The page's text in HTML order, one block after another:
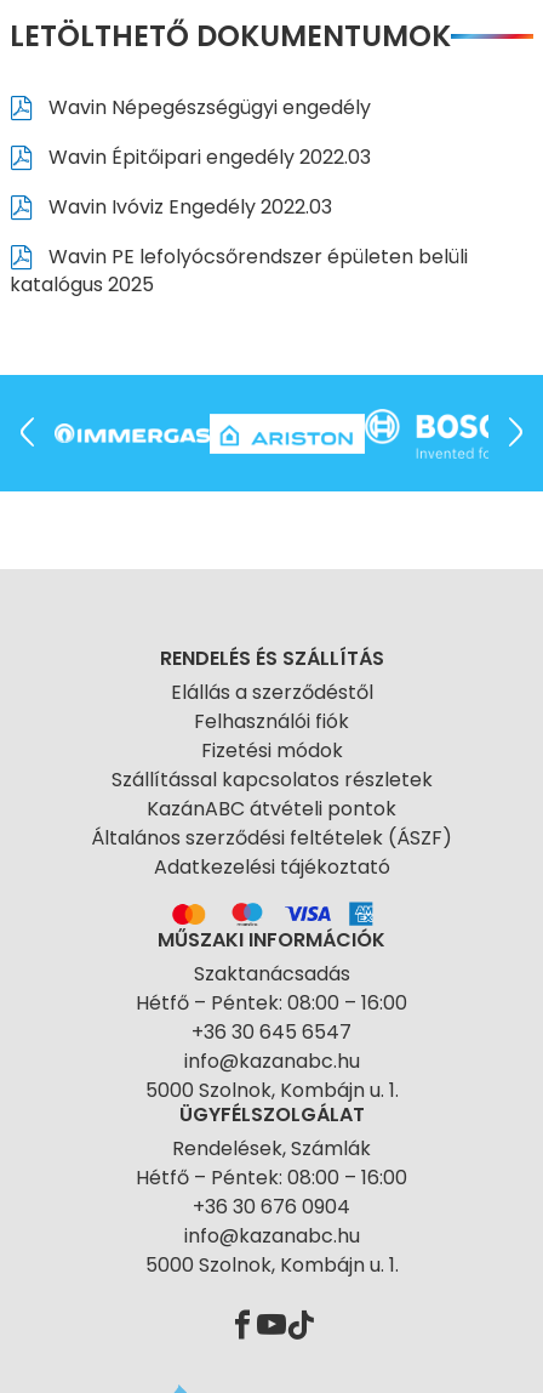
LETÖLTHETŐ DOKUMENTUMOK
Wavin Népegészségügyi engedély
Wavin Épitőipari engedély 2022.03
Wavin Ivóviz Engedély 2022.03
Wavin PE lefolyócsőrendszer épületen belüli
katalógus 2025
RENDELÉS ÉS SZÁLLÍTÁS
Elállás a szerződéstől
Felhasználói fiók
Fizetési módok
Szállítással kapcsolatos részletek
KazánABC átvételi pontok
Általános szerződési feltételek (ÁSZF)
Adatkezelési tájékoztató
MŰSZAKI INFORMÁCIÓK
Szaktanácsadás
Hétfő – Péntek: 08:00 – 16:00
+36 30 645 6547
info@kazanabc.hu
5000 Szolnok, Kombájn u. 1.
ÜGYFÉLSZOLGÁLAT
Rendelések, Számlák
Hétfő – Péntek: 08:00 – 16:00
+36 30 676 0904
info@kazanabc.hu
5000 Szolnok, Kombájn u. 1.